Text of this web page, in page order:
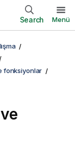
Search Menü
fonksiyonlar